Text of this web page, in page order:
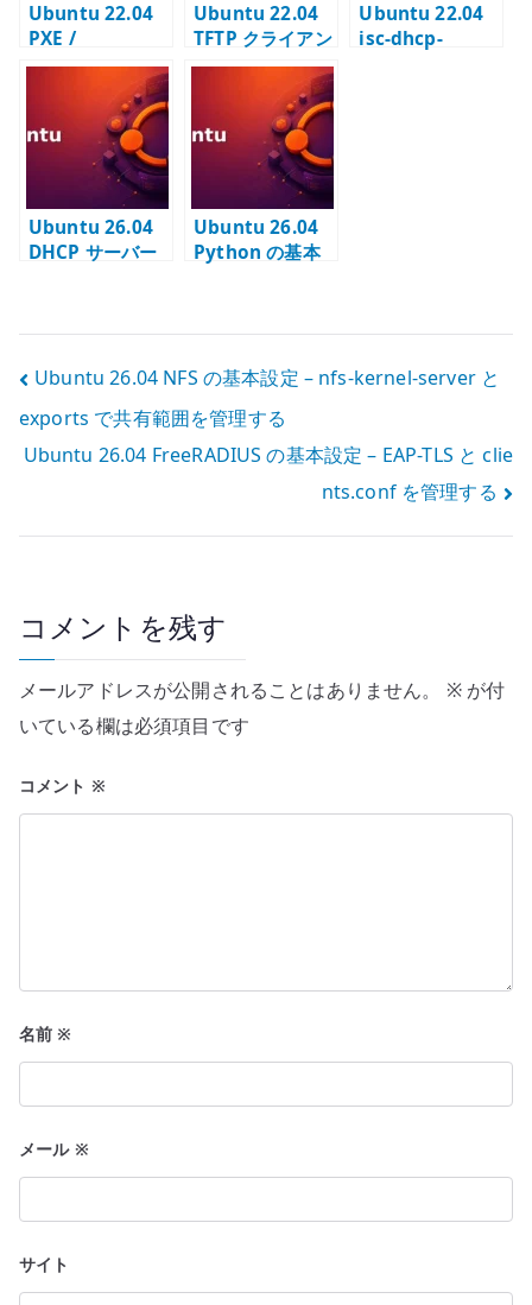
Ubuntu 22.04
PXE /
Autoinstall 自
動インストール –
DHCP / TFTP /
HTTP を連携さ
せる
Ubuntu 22.04
TFTP クライアン
ト – PXE やネッ
トワーク機器検
証で使う
Ubuntu 22.04
isc-dhcp-
Ubuntu 26.04
DHCP サーバー
IPv4 を配布する
Ubuntu 26.04
Python の基本
環境を管理する
投
稿
ナ
ビ
ー
シ
ョ
ン
Ubuntu 26.04 NFS の基本設定 – nfs-kernel-server と
exports で共有範囲を管理する
Ubuntu 26.04 FreeRADIUS の基本設定 – EAP-TLS と clie
nts.conf を管理する
コメントを残す
メールアドレスが公開されることはありません。 ※が付
いている欄は必須項目です
コメント ※
名前※
メール ※
サイト